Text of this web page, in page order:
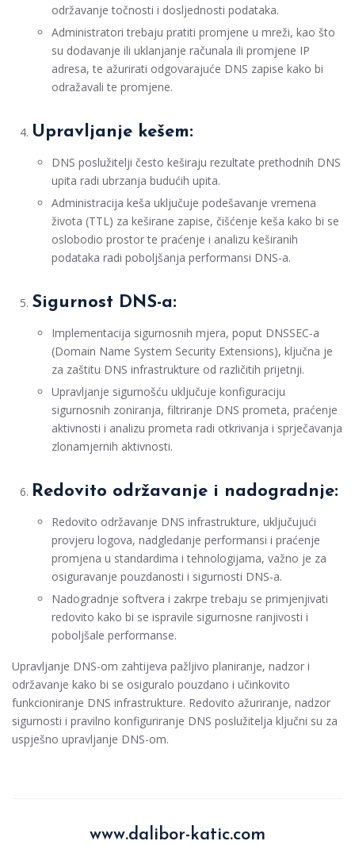
održavanje točnosti i dosljednosti podataka.
Administratori trebaju pratiti promjene u mreži, kao što
su dodavanje ili uklanjanje računala ili promjene IP
adresa, te ažurirati odgovarajuće DNS zapise kako bi
odražavali te promjene.
Upravljanje kešem:
DNS poslužitelji često keširaju rezultate prethodnih DNS
upita radi ubrzanja budućih upita.
Administracija keša uključuje podešavanje vremena
života (TTL) za keširane zapise, čišćenje keša kako bi se
oslobodio prostor te praćenje i analizu keširanih
podataka radi poboljšanja performansi DNS-a.
Sigurnost DNS-a:
Implementacija sigurnosnih mjera, poput DNSSEC-a
(Domain Name System Security Extensions), ključna je
za zaštitu DNS infrastrukture od različitih prijetnji.
Upravljanje sigurnošću uključuje konfiguraciju
sigurnosnih zoniranja, filtriranje DNS prometa, praćenje
aktivnosti i analizu prometa radi otkrivanja i sprječavanja
zlonamjernih aktivnosti.
Redovito održavanje i nadogradnje:
Redovito održavanje DNS infrastrukture, uključujući
provjeru logova, nadgledanje performansi i praćenje
promjena u standardima i tehnologijama, važno je za
osiguravanje pouzdanosti i sigurnosti DNS-a.
Nadogradnje softvera i zakrpe trebaju se primjenjivati ​​
redovito kako bi se ispravile sigurnosne ranjivosti i
poboljšale performanse.
Upravljanje DNS-om zahtijeva pažljivo planiranje, nadzor i
održavanje kako bi se osiguralo pouzdano i učinkovito
funkcioniranje DNS infrastrukture. Redovito ažuriranje, nadzor
sigurnosti i pravilno konfiguriranje DNS poslužitelja ključni su za
uspješno upravljanje DNS-om.
www.dalibor-katic.com